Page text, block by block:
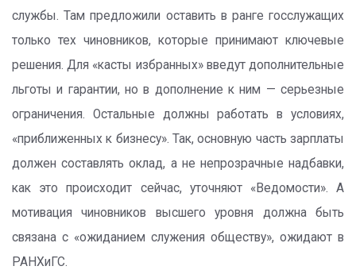
службы. Там предложили оставить в ранге госслужащих
только тех чиновников, которые принимают ключевые
решения. Для «касты избранных» введут дополнительные
льготы и гарантии, но в дополнение к ним — серьезные
ограничения. Остальные должны работать в условиях,
«приближенных к бизнесу». Так, основную часть зарплаты
должен составлять оклад, а не непрозрачные надбавки,
как это происходит сейчас, уточняют «Ведомости». А
мотивация чиновников высшего уровня должна быть
связана с «ожиданием служения обществу», ожидают в
РАНХиГС.